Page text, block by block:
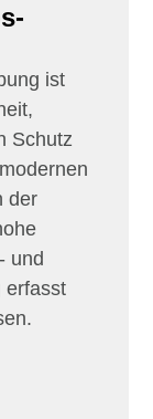
ist
Schutz
der
und
erfasst